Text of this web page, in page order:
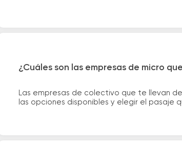
¿Cuáles son las empresas de micro
Las empresas de colectivo que te llevan
las opciones disponibles y elegir el pasaje